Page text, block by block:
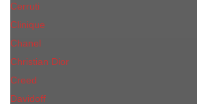
Cerruti
Сliniquе
Chanel
Christian Dior
Creed
Davidoff